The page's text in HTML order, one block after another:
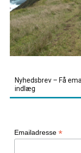
Nyhedsbrev – Få
indlæg
Emailadresse*